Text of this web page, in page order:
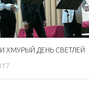
ХМУРЫЙ ДЕНЬ СВЕТЛЕЙ